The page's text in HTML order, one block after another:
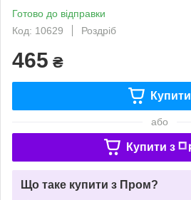
Готово до відправки
Код: 10629
Роздріб
465 ₴
Купити
або
Купити з
Що таке купити з Пром?